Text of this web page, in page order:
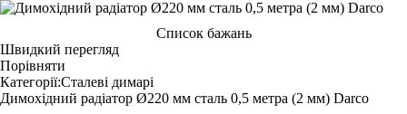
Список бажань
Швидкий перегляд
Порівняти
Категорії:Сталеві димарі
Димохідний радіатор Ø220 мм сталь 0,5 метра (2 мм) Darco